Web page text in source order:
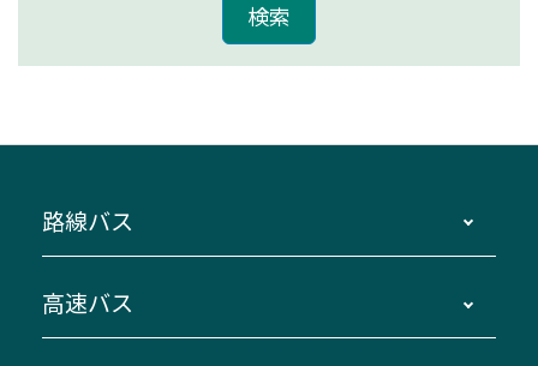
路線バス
主要停留所案内図・時刻表
高速バス